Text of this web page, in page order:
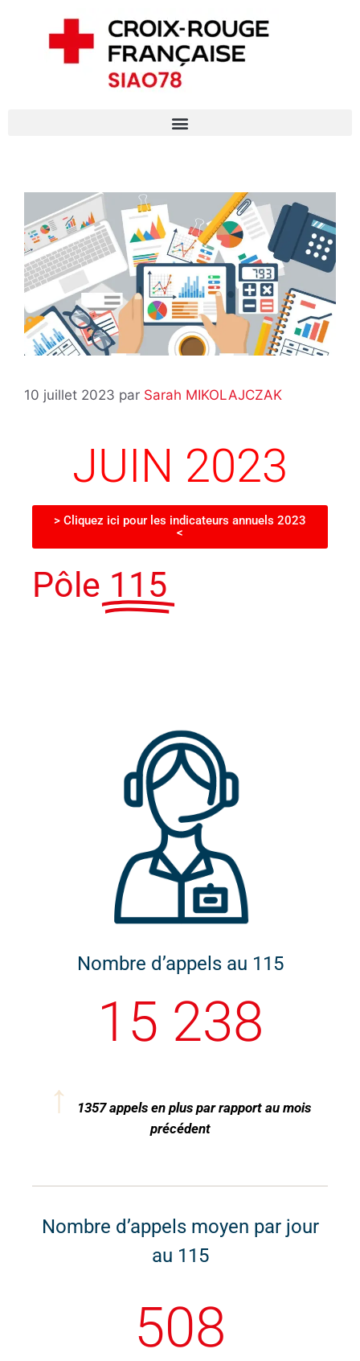
10 juillet 2023 par Sarah MIKOLAJCZAK
JUIN 2023
> Cliquez ici pour les indicateurs annuels 2023
<
Pôle 115
Nombre d’appels au 115
15 238
↑ 1357appels en plus par rapport au mois
précédent
Nombre d’appels moyen par jour
au 115
508